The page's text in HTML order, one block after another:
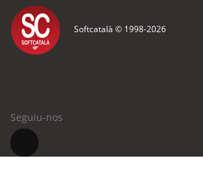
Softcatalà © 1998-2026
Seguiu-nos